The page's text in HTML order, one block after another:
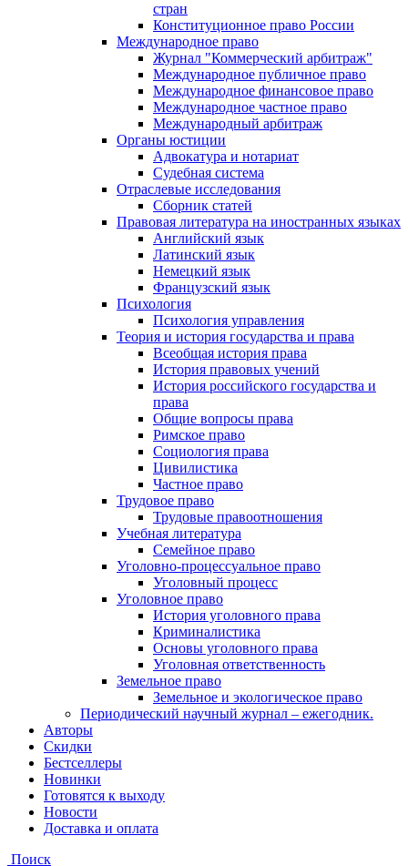
стран
Конституционное право России
Международное право
Журнал "Коммерческий арбитраж"
Международное публичное право
Международное финансовое право
Международное частное право
Международный арбитраж
Органы юстиции
Адвокатура и нотариат
Судебная система
Отраслевые исследования
Сборник статей
Правовая литература на иностранных языках
Английский язык
Латинский язык
Немецкий язык
Французский язык
Психология
Психология управления
Теория и история государства и права
Всеобщая история права
История правовых учений
История российского государства и
права
Общие вопросы права
Римское право
Социология права
Цивилистика
Частное право
Трудовое право
Трудовые правоотношения
Учебная литература
Семейное право
Уголовно-процессуальное право
Уголовный процесс
Уголовное право
История уголовного права
Криминалистика
Основы уголовного права
Уголовная ответственность
Земельное право
Земельное и экологическое право
Периодический научный журнал – ежегодник.
Авторы
Скидки
Бестселлеры
Новинки
Готовятся к выходу
Новости
Доставка и оплата
Поиск